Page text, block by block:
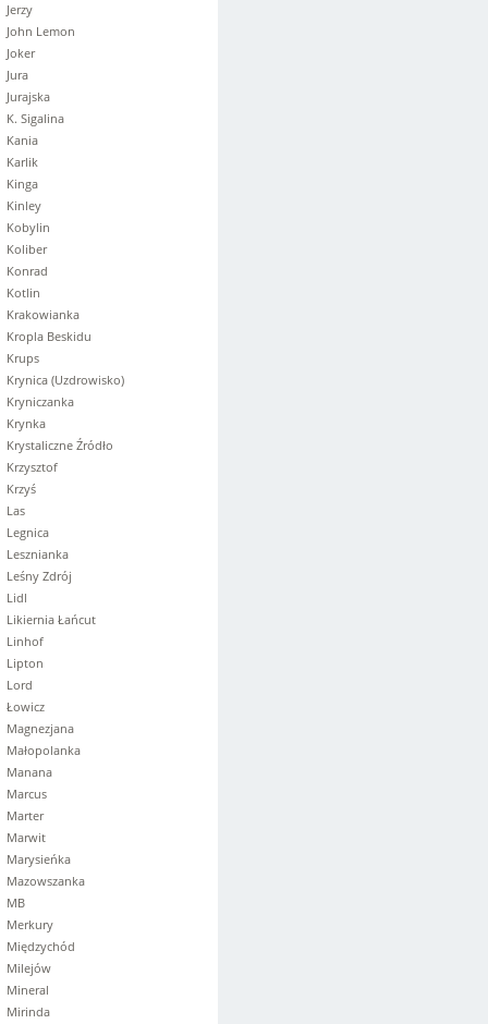
Jerzy
John Lemon
Joker
Jura
Jurajska
K. Sigalina
Kania
Karlik
Kinga
Kinley
Kobylin
Koliber
Konrad
Kotlin
Krakowianka
Kropla Beskidu
Krups
Krynica (Uzdrowisko)
Kryniczanka
Krynka
Krystaliczne Źródło
Krzysztof
Krzyś
Las
Legnica
Lesznianka
Leśny Zdrój
Lidl
Likiernia Łańcut
Linhof
Lipton
Lord
Łowicz
Magnezjana
Małopolanka
Manana
Marcus
Marter
Marwit
Marysieńka
Mazowszanka
MB
Merkury
Międzychód
Milejów
Mineral
Mirinda